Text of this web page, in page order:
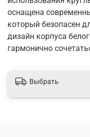
оснащена
который безопасен
дизайн корпуса
гармонично
Выбрать